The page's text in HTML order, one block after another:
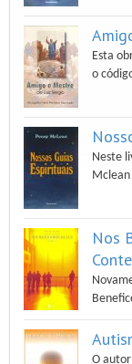
Esta
o
Neste
Nos
O